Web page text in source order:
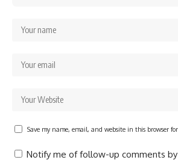
Save my name, email, and website in this browser
Notify me of follow-up comments